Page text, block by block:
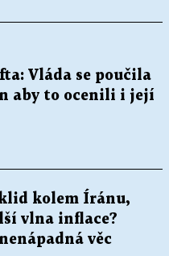
Vláda se poučila
aby to ocenili i její
kolem Íránu,
vlna inflace?
věc